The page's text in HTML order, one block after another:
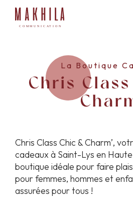
La Boutique
Chris
Chris Class Chic & Charm’,
cadeaux à Saint-Lys en
boutique idéale pour faire
pour femmes, hommes et
assurées pour tous !